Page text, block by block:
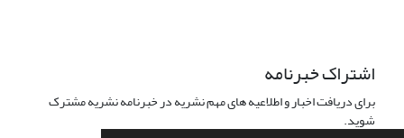
اشتراک خبرنامه
برای دریافت اخبار و اطلاعیه های مهم نشریه در خبرنامه نشریه مشترک
شوید.